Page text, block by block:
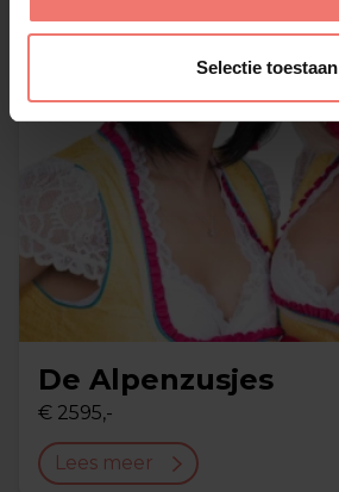
Selectie toestaan
De Alpenzusjes
€ 2595,-
Lees meer